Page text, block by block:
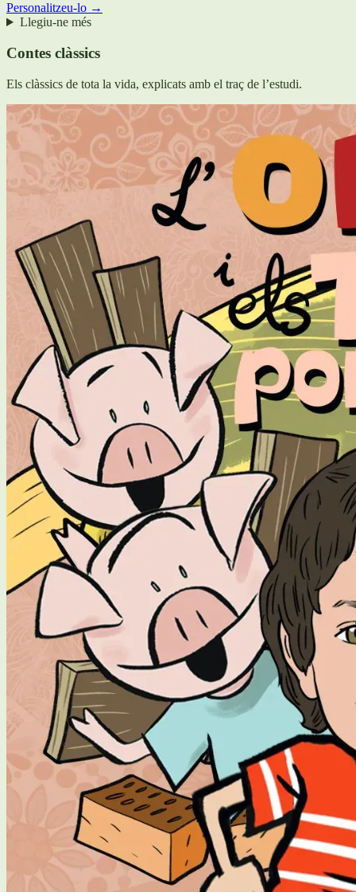
Personalitzeu-lo →
Llegiu-ne més
Contes clàssics
Els clàssics de tota la vida, explicats amb el traç de l’estudi.